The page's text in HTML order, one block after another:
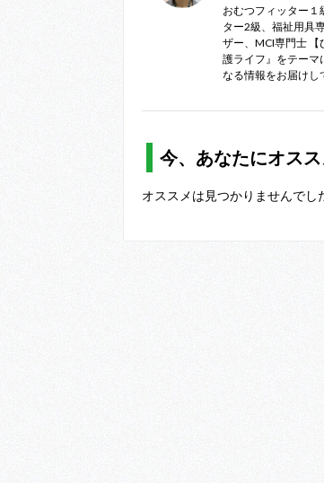
おむつフィッター１
ター2級、福祉用具
ザー、MCI専門士
護ライフ』をテーマ
なる情報をお届けし
今、あなたにオスス
オススメは見つかりませんでし